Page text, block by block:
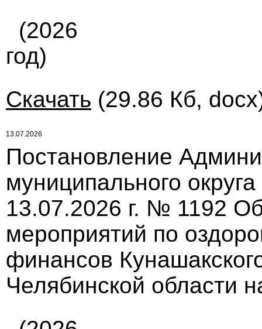
(2026
год)
Скачать (29.86 Кб,
13.07.2026
Постановление
муниципального
13.07.2026 г. № 1192
мероприятий по
финансов
Челябинской области